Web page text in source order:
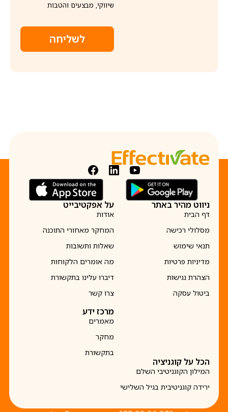
שיווקי, מבצעים והטבות
לשליחה
ניווט מהיר באתר
דף הבית
מסלולי רכישה
תנאי שימוש
מדיניות פרטיות
הצהרת נגישות
ביטול עסקה
על אפקטיבייט
אודות
המחקר מאחורי התוכנה
שאלות ותשובות
מה אומרים הלקוחות
דיברו עלינו בתקשורת
צרו קשר
מרכז ידע
מאמרים
מחקר
בתקשורת
הכל על קוגניציה
המילון הקוגניטיבי השלם
ירידה קוגניטיבית בגיל השלישי